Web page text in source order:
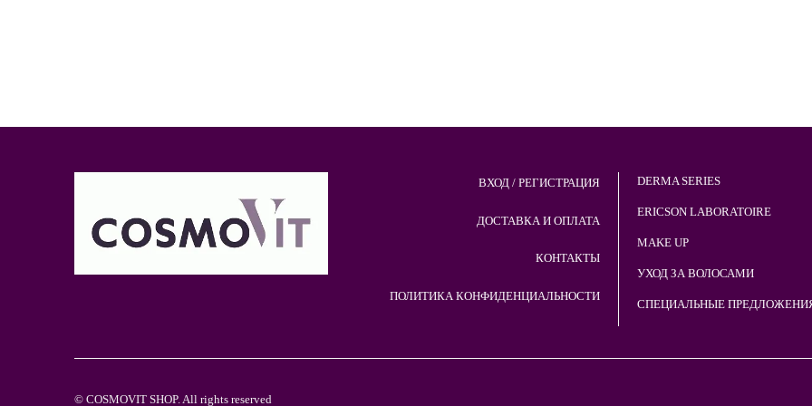
ВХОД / РЕГИСТРАЦИЯ
ДОСТАВКА И ОПЛАТА
КОНТАКТЫ
ПОЛИТИКА КОНФИДЕНЦИАЛЬНОСТИ
DERMA SERIES
ERICSON LABORATOIRE
MAKE UP
УХОД ЗА ВОЛОСАМИ
СПЕЦИАЛЬНЫЕ
© COSMOVIT SHOP. All rights reserved